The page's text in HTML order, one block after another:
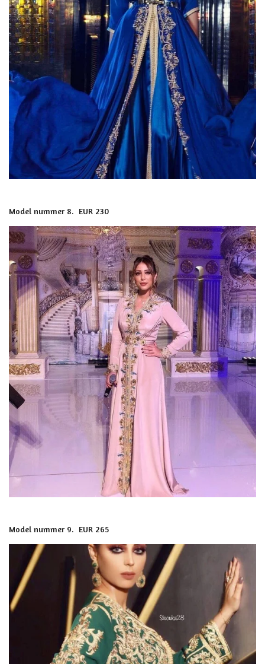
Model nummer 8. EUR 230
Model nummer 9. EUR 265